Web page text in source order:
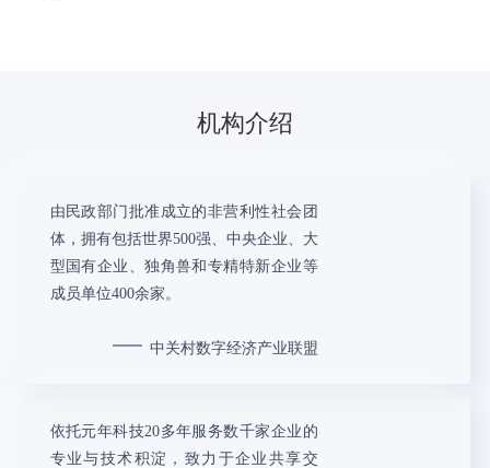
机构介绍
由民政部门批准成立的非营利性社会团
体，拥有包括世界500强、中央企业、大
型国有企业、独角兽和专精特新企业等
成员单位400余家。
中关村数字经济产业联盟
依托元年科技20多年服务数千家企业的
专业与技术积淀，致力于企业共享交